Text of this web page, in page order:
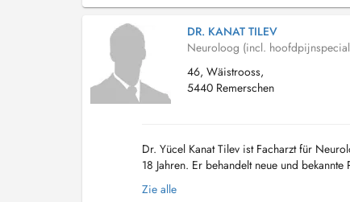
DR. KANAT TILEV
Neuroloog (incl.
46, Wäistrooss,
5440 Remerschen
Dr. Yücel Kanat Tilev ist Facharzt für
18 Jahren. Er behandelt neue und
Kopfschmerzen, Migräne, Schwindel,
Zie alle